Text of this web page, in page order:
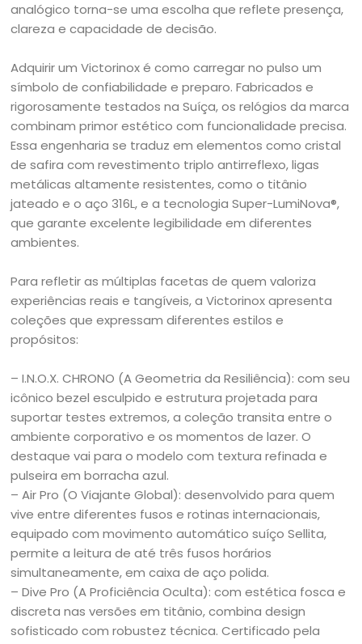
analógico torna-se uma escolha que reflete presença,
clareza e capacidade de decisão.
Adquirir um Victorinox é como carregar no pulso um
símbolo de confiabilidade e preparo. Fabricados e
rigorosamente testados na Suíça, os relógios da marca
combinam primor estético com funcionalidade precisa.
Essa engenharia se traduz em elementos como cristal
de safira com revestimento triplo antirreflexo, ligas
metálicas altamente resistentes, como o titânio
jateado e o aço 316L, e a tecnologia Super-LumiNova®,
que garante excelente legibilidade em diferentes
ambientes.
Para refletir as múltiplas facetas de quem valoriza
experiências reais e tangíveis, a Victorinox apresenta
coleções que expressam diferentes estilos e
propósitos:
– I.N.O.X. CHRONO (A Geometria da Resiliência): com seu
icônico bezel esculpido e estrutura projetada para
suportar testes extremos, a coleção transita entre o
ambiente corporativo e os momentos de lazer. O
destaque vai para o modelo com textura refinada e
pulseira em borracha azul.
– Air Pro (O Viajante Global): desenvolvido para quem
vive entre diferentes fusos e rotinas internacionais,
equipado com movimento automático suíço Sellita,
permite a leitura de até três fusos horários
simultaneamente, em caixa de aço polida.
– Dive Pro (A Proficiência Oculta): com estética fosca e
discreta nas versões em titânio, combina design
sofisticado com robustez técnica. Certificado pela